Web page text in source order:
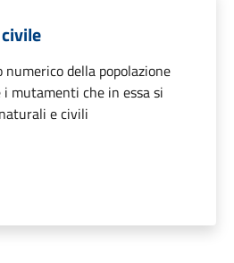
della popolazione
mutamenti che in essa si
e civili